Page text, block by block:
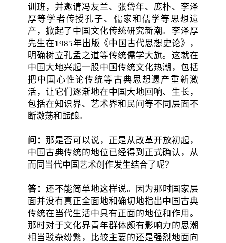
训班，并邀请冯友兰、张岱年、庞朴、李泽
厚等学者传授孔子、儒家和儒学等思想遗
产，掀起了中国文化传统研究新潮。李泽厚
先生在1985年出版《中国古代思想史论》，
明确树立孔孟之道等传统儒学大旗。这就在
中国大地兴起一股中国传统文化热潮，包括
把中国心性论传统等古典思想遗产重新激
活，让它们逐渐地在中国大地回响、生长，
包括在知识界、艺术界和民间等不同层面不
断激荡和酝酿。
问： 那是否可以说，正是从改革开放初起，
中国古典传统的地位已经得到正式确认，从
而同当代中国艺术创作发生结合了呢？
答： 还不能简单地这样说。因为那时国家层
面并没有真正全面地和确切地指出中国古典
传统在当代生活中具有正面的地位和作用。
那时对于文化界青年群体颇有影响力的思潮
相当驳杂纷繁，比较主要的还是强烈地面向